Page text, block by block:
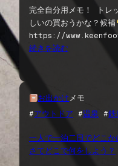
完全自分用メモ！ トレ
しいの買おうかな？候補
https://
続きを読む
お出かけ メモ
#アウトドア #温泉 #鉄
一人で一泊二日でどこか
さてどこで何をしよう？